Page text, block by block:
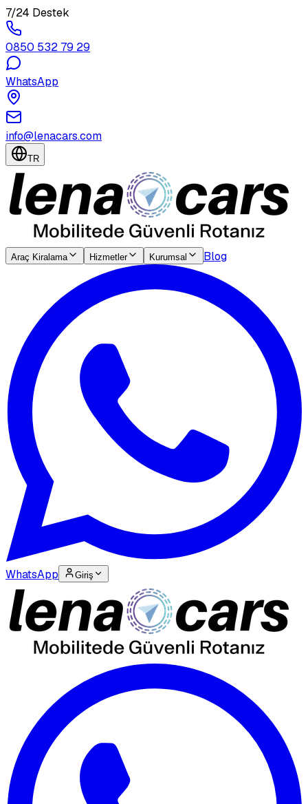
7/24 Destek
0850 532 79 29
WhatsApp
info@lenacars.com
TR
Araç Kiralama Hizmetler Kurumsal Blog
WhatsApp Giriş